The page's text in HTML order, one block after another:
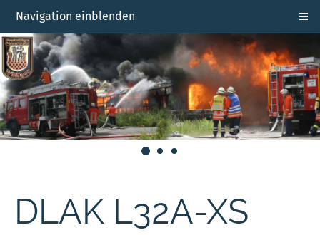
Navigation einblenden
DLAK L32A-XS